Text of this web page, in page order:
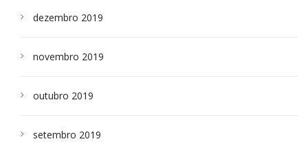
dezembro 2019
novembro 2019
outubro 2019
setembro 2019